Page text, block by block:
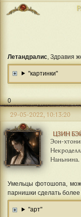
Летандралис, Здравия
"картинки"
0
ЦЗИН
Эон-
Наньнина.
29-05-2022, 10:13:20
Умельцы фотошопа,
парнишки сделать более
"арт"